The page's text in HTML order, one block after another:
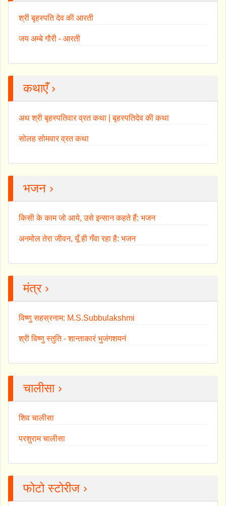
श्री बृहस्पति देव की आरती
जय अम्बे गौरी - आरती
कथाएँ ›
अथ श्री बृहस्पतिवार व्रत कथा | बृहस्पतिदेव की कथा
सोलह सोमवार व्रत कथा
भजन ›
किसी के काम जो आये, उसे इन्सान कहते हैं: भजन
अनमोल तेरा जीवन, यूँ ही गँवा रहा है: भजन
मंत्र ›
विष्णु सहस्रनाम: M.S.Subbulakshmi
श्री विष्णु स्तुति - शान्ताकारं भुजंगशयनं
चालीसा ›
शिव चालीसा
परशुराम चालीसा
फोटो स्टोरीज ›